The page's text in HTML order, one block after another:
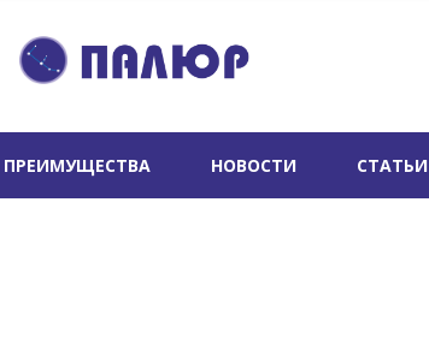
ПРЕИМУЩЕСТВА НОВОСТИ СТАТЬИ